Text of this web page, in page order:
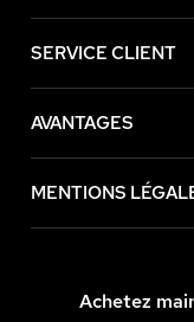
SERVICE CLIENT
AVANTAGES
MENTIONS
Achetez